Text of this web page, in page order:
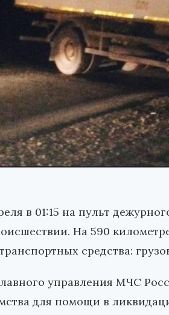
в 01:15 на пульт
На 590
средства:
управления МЧС
для помощи в